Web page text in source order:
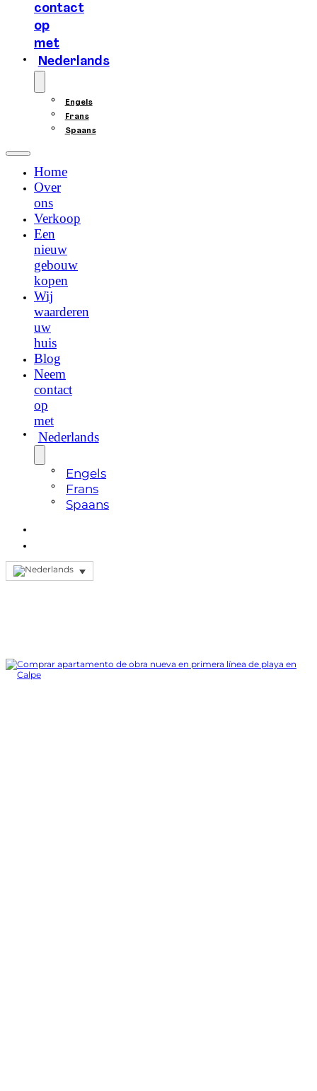
contact
op
met
Nederlands
Engels
Frans
Spaans
Home
Over
ons
Verkoop
Een
nieuw
gebouw
kopen
Wij
waarderen
uw
huis
Blog
Neem
contact
op
met
Nederlands
Engels
Frans
Spaans